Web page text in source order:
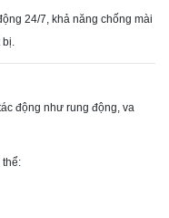
24/7, khả năng chống mài
bị.
động như rung động, va
thể: